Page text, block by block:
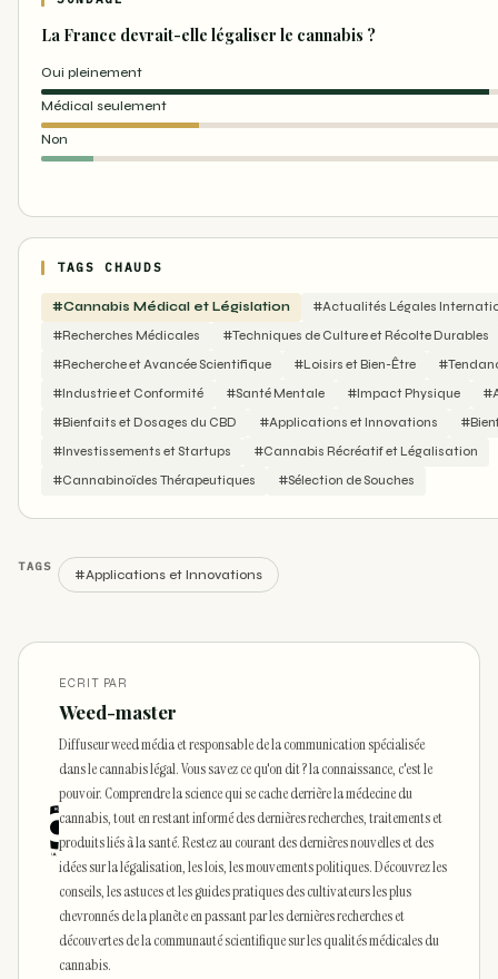
La France devrait-elle légaliser le cannabis ?
Oui pleinement
Médical seulement
Non
TAGS CHAUDS
#Cannabis Médical et Législation
#Actualités Légales
#Recherches Médicales
#Techniques de Culture et Récolte Durables
#Recherche et Avancée Scientifique
#Loisirs et Bien-Être
#Industrie et Conformité
#Santé Mentale #Impact Physique
#Bienfaits et Dosages du CBD
#Applications et Innovations
#Investissements et Startups
#Cannabis Récréatif et Légalisation
#Cannabinoïdes Thérapeutiques
#Sélection de Souches
TAGS
#Applications et Innovations
ECRIT PAR
Weed-master
Diffuseur weed média et responsable de la communication spécialisée
dans le cannabis légal. Vous savez ce qu'on dit ? la connaissance, c'est le
pouvoir. Comprendre la science qui se cache derrière la médecine du
cannabis, tout en restant informé des dernières recherches, traitements et
produits liés à la santé. Restez au courant des dernières nouvelles et des
idées sur la légalisation, les lois, les mouvements politiques. Découvrez les
conseils, les astuces et les guides pratiques des cultivateurs les plus
chevronnés de la planète en passant par les dernières recherches et
découvertes de la communauté scientifique sur les qualités médicales du
cannabis.